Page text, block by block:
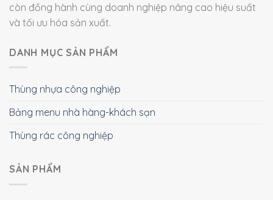
còn đồng hành cùng doanh nghiệp nâng cao hiệu suất
và tối ưu hóa sản xuất.
DANH MỤC SẢN PHẨM
Thùng nhựa công nghiệp
Bảng menu nhà hàng-khách sạn
Thùng rác công nghiệp
SẢN PHẨM